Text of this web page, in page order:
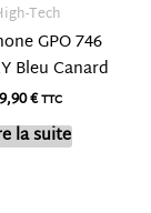
Tech
GPO 746
Bleu Canard
€TTC
la suite